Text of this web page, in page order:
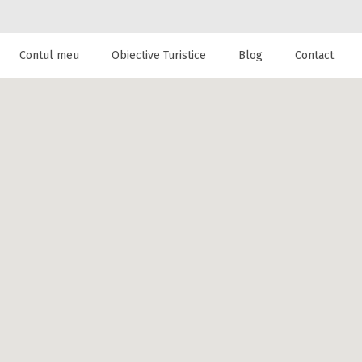
cazare la
Contul meu Obiective Turistice Blog Contact